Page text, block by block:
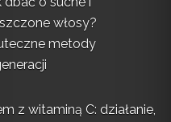
włosy?
metody
z witaminą C: działanie,